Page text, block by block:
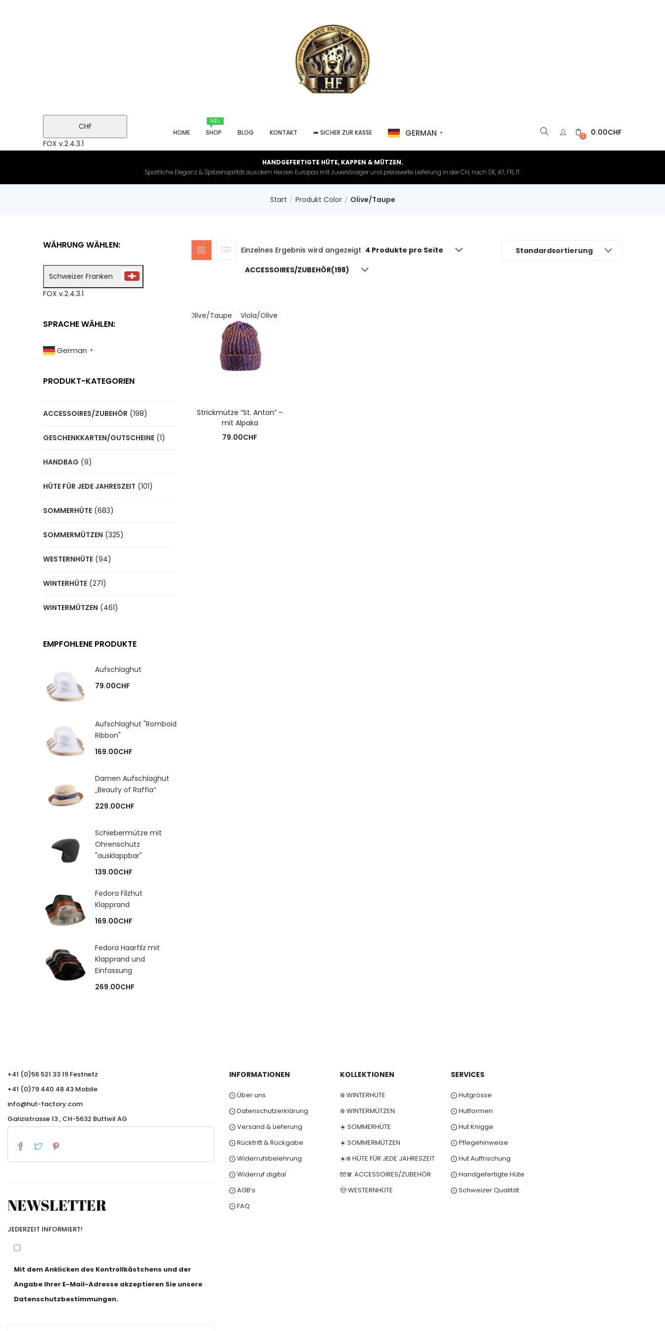
CHF
FOX v.2.4.3.1
HOME
NEU
SHOP BLOG KONTAKT ➡️ SICHER ZUR KASSE GERMAN ▼ 0 0.00CHF
HANDGEFERTIGTE HÜTE, KAPPEN & MÜTZEN.
Sportliche Eleganz & Spitzenqalität aus dem Herzen Europas mit zuverlässiger und preiswerte Lieferung in der CH, nach DE, AT, FR, IT.
Start Produkt Color Olive/Taupe
Einzelnes Ergebnis wird angezeigt Standardsortierung
4 Produkte pro Seite
ACCESSOIRES/ZUBEHÖR(198)
Olive/Taupe Viola/Olive
Strickmütze “St. Anton” –
mit Alpaka
79.00CHF
WÄHRUNG WÄHLEN:
Schweizer Franken
FOX v.2.4.3.1
SPRACHE WÄHLEN:
German ▼
PRODUKT-KATEGORIEN
ACCESSOIRES/ZUBEHÖR (198)
GESCHENKKARTEN/GUTSCHEINE (1)
HANDBAG (9)
HÜTE FÜR JEDE JAHRESZEIT (101)
SOMMERHÜTE (683)
SOMMERMÜTZEN (325)
WESTERNHÜTE (94)
WINTERHÜTE (271)
WINTERMÜTZEN (461)
EMPFOHLENE PRODUKTE
Aufschlaghut
79.00CHF
Aufschlaghut "Romboid
Ribbon"
169.00CHF
Damen Aufschlaghut
„Beauty of Raffia“
229.00CHF
Schiebermütze mit
Ohrenschutz
"ausklappbar"
139.00CHF
Fedora Filzhut
Klapprand
169.00CHF
Fedora Haarfilz mit
Klapprand und
Einfassung
269.00CHF
+41 (0)56 521 33 19 Festnetz
+41 (0)79 440 48 43 Mobile
info@hut-factory.com
Galizistrasse 13 , CH-5632 Buttwil AG
NEWSLETTER
JEDERZEIT INFORMIERT!
Mit dem Anklicken des Kontrollkästchens und der
Angabe Ihrer E-Mail-Adresse akzeptieren Sie unsere
Datenschutzbestimmungen.
INFORMATIONEN
⨀ Über uns
⨀ Datenschutzerklärung
⨀ Versand & Lieferung
⨀ Rücktritt & Rückgabe
⨀ Widerrufsbelehrung
⨀ Widerruf digital
⨀ AGB’s
⨀ FAQ
KOLLEKTIONEN
❄️ WINTERHÜTE
❄️ WINTERMÜTZEN
☀️ SOMMERHÜTE
☀️ SOMMERMÜTZEN
☀️❄️ HÜTE FÜR JEDE JAHRESZEIT
🧤🧣 ACCESSOIRES/ZUBEHÖR
🤠 WESTERNHÜTE
SERVICES
⨀ Hutgrösse
⨀ Hutformen
⨀ Hut Knigge
⨀ Pflegehinweise
⨀ Hut Auffrischung
⨀ Handgefertigte Hüte
⨀ Schweizer Qualität